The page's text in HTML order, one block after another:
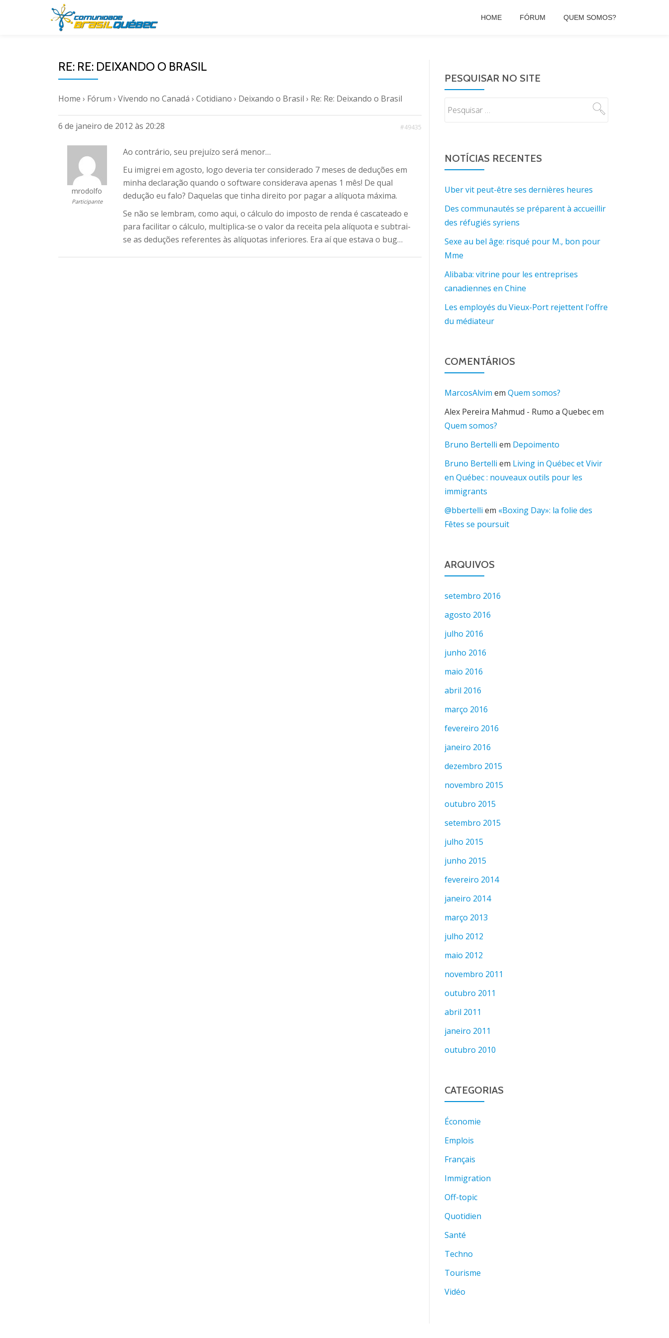
HOME FÓRUM QUEM SOMOS?
RE: RE: DEIXANDO O BRASIL
Home › Fórum › Vivendo no Canadá › Cotidiano › Deixando o Brasil › Re: Re: Deixando o Brasil
6 de janeiro de 2012 às 20:28 #49435
mrodolfo
Participante
Ao contrário, seu prejuízo será menor…
Eu imigrei em agosto, logo deveria ter considerado 7 meses de deduções em
minha declaração quando o software considerava apenas 1 mês! De qual
dedução eu falo? Daquelas que tinha direito por pagar a alíquota máxima.
Se não se lembram, como aqui, o cálculo do imposto de renda é cascateado e
para facilitar o cálculo, multiplica-se o valor da receita pela alíquota e subtrai-
se as deduções referentes às alíquotas inferiores. Era aí que estava o bug…
PESQUISAR NO SITE
NOTÍCIAS RECENTES
Uber vit peut-être ses dernières heures
Des communautés se préparent à accueillir
des réfugiés syriens
Sexe au bel âge: risqué pour M., bon pour
Mme
Alibaba: vitrine pour les entreprises
canadiennes en Chine
Les employés du Vieux-Port rejettent l'offre
du médiateur
COMENTÁRIOS
MarcosAlvim em Quem somos?
Alex Pereira Mahmud - Rumo a Quebecem
Quem somos?
Bruno Bertelli em Depoimento
Bruno Bertelli em Living in Québec et Vivir
en Québec : nouveaux outils pour les
immigrants
@bbertelli em «Boxing Day»: la folie des
Fêtes se poursuit
ARQUIVOS
setembro 2016
agosto 2016
julho 2016
junho 2016
maio 2016
abril 2016
março 2016
fevereiro 2016
janeiro 2016
dezembro 2015
novembro 2015
outubro 2015
setembro 2015
julho 2015
junho 2015
fevereiro 2014
janeiro 2014
março 2013
julho 2012
maio 2012
novembro 2011
outubro 2011
abril 2011
janeiro 2011
outubro 2010
CATEGORIAS
Économie
Emplois
Français
Immigration
Off-topic
Quotidien
Santé
Techno
Tourisme
Vidéo